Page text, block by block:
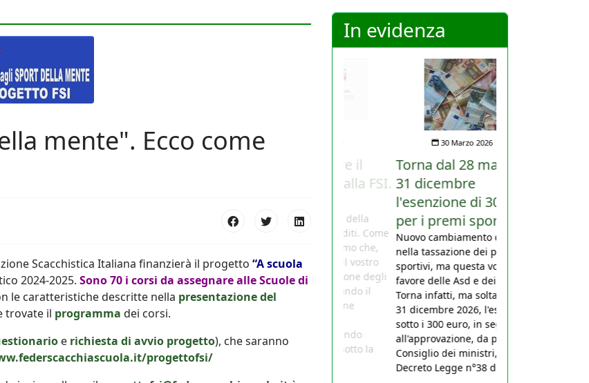
mente". Ecco come
Scacchistica Italiana finanzierà il progetto “A scuola
2024-2025. Sono 70 i corsi da assegnare alle Scuole di
le caratteristiche descritte nella presentazione del
trovate il programma dei corsi.
e richiesta di avvio progetto), che saranno
progettofsi/
In evidenza
30 Marzo 2026
Torna dal 28 marzo al
31 dicembre
l'esenzione di 300 euro
per i premi sportivi
Nuovo cambiamento di rotta
nella tassazione dei premi
sportivi, ma questa volta a
favore delle Asd e dei giocatori.
Torna infatti, ma soltanto fino al
31 dicembre 2026, l'esenzione
sotto i 300 euro, in seguito
all'approvazione, da parte del
Consiglio dei ministri, del
Decreto Legge n°38 del 27...